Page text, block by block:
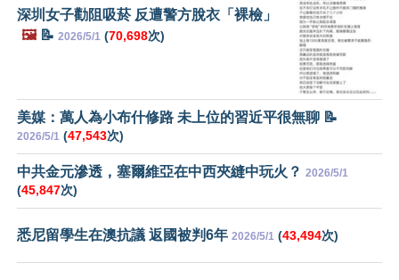
深圳女子勸阻吸菸 反遭警方脫衣「裸檢」
🖼️📝 2026/5/1 (70,698次)
美媒：萬人為小布什修路 未上位的習近平很無聊 📝
2026/5/1 (47,543次)
中共金元滲透，塞爾維亞在中西夾縫中玩火？ 2026/5/1
(45,847次)
悉尼留學生在澳抗議 返國被判6年 2026/5/1 (43,494次)